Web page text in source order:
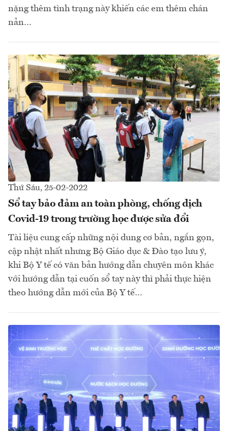
nặng thêm tình trạng này khiến các em thêm chán
nản…
Thứ Sáu, 25-02-2022
Sổ tay bảo đảm an toàn phòng, chống dịch
Covid-19 trong trường học được sửa đổi
Tài liệu cung cấp những nội dung cơ bản, ngắn gọn,
cập nhật nhất nhưng Bộ Giáo dục & Đào tạo lưu ý,
khi Bộ Y tế có văn bản hướng dẫn chuyên môn khác
với hướng dẫn tại cuốn sổ tay này thì phải thực hiện
theo hướng dẫn mới của Bộ Y tế…